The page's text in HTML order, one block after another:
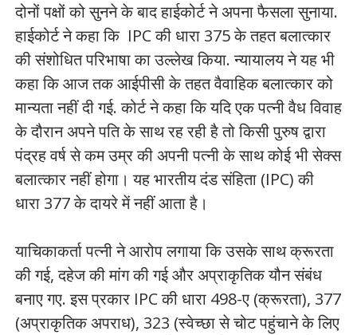
दोनों पक्षों को सुनने के बाद हाईकोर्ट ने अपना फैसला सुनाया.
हाईकोर्ट ने कहा कि IPC की धारा 375 के तहत बलात्कार
की संशोधित परिभाषा का उल्लेख किया. न्यायालय ने यह भी
कहा कि आज तक आईपीसी के तहत वैवाहिक बलात्कार को
मान्यता नहीं दी गई. कोर्ट ने कहा कि यदि एक पत्नी वैध विवाह
के दौरान अपने पति के साथ रह रही है तो किसी पुरुष द्वारा
पंद्रह वर्ष से कम उम्र की अपनी पत्नी के साथ कोई भी सेक्स
बलात्कार नहीं होगा। यह भारतीय दंड संहिता (IPC) की
धारा 377 के दायरे में नहीं आता है।
याचिकाकर्ता पत्नी ने आरोप लगाया कि उसके साथ क्रूरता
की गई, दहेज की मांग की गई और अप्राकृतिक यौन संबंध
बनाए गए. इस प्रकार IPC की धारा 498-ए (क्रूरता), 377
(अप्राकृतिक अपराध), 323 (स्वेच्छा से चोट पहुंचाने के लिए